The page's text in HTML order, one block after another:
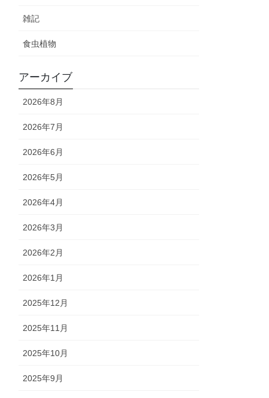
雑記
食虫植物
アーカイブ
2026年8月
2026年7月
2026年6月
2026年5月
2026年4月
2026年3月
2026年2月
2026年1月
2025年12月
2025年11月
2025年10月
2025年9月